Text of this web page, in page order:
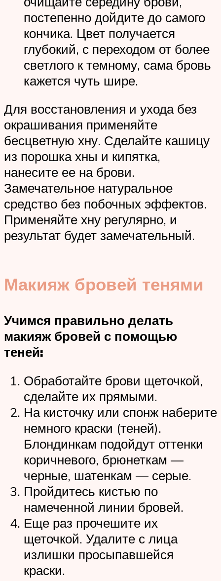
постепенно дойдите до самого
кончика. Цвет получается
глубокий, с переходом от более
светлого к темному, сама бровь
кажется чуть шире.
Для восстановления и ухода без
окрашивания применяйте
бесцветную хну. Сделайте кашицу
из порошка хны и кипятка,
нанесите ее на брови.
Замечательное натуральное
средство без побочных эффектов.
Применяйте хну регулярно, и
результат будет замечательный.
Макияж бровей тенями
Учимся правильно делать
макияж бровей с помощью
теней:
Обработайте брови щеточкой,
сделайте их прямыми.
На кисточку или спонж наберите
немного краски (теней).
Блондинкам подойдут оттенки
коричневого, брюнеткам —
черные, шатенкам — серые.
Пройдитесь кистью по
намеченной линии бровей.
Еще раз прочешите их
щеточкой. Удалите с лица
излишки просыпавшейся
краски.